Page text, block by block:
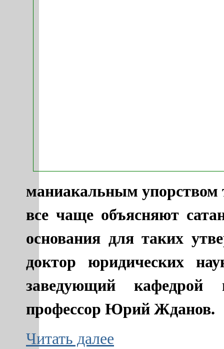
маниакальным
все чаще объясняют
основания для таких
доктор юридических
заведующий кафедрой
профессор Юрий Жданов.
Читать далее